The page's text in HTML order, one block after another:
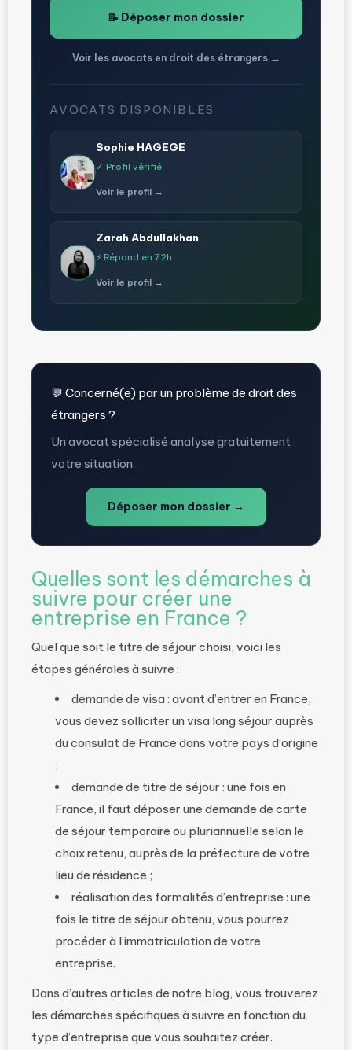
📝 Déposer mon dossier
Voir les avocats en droit des étrangers →
AVOCATS DISPONIBLES
Sophie HAGEGE
✓ Profil vérifié
Voir le profil →
Zarah Abdullakhan
⚡ Répond en 72h
Voir le profil →
💬 Concerné(e) par un problème de droit des
étrangers ?
Un avocat spécialisé analyse gratuitement
votre situation.
Déposer mon dossier →
Quelles sont les démarches à
suivre pour créer une
entreprise en France ?
Quel que soit le titre de séjour choisi, voici les
étapes générales à suivre :
demande de visa : avant d’entrer en France,
vous devez solliciter un visa long séjour auprès
du consulat de France dans votre pays d’origine
;
demande de titre de séjour : une fois en
France, il faut déposer une demande de carte
de séjour temporaire ou pluriannuelle selon le
choix retenu, auprès de la préfecture de votre
lieu de résidence ;
réalisation des formalités d’entreprise : une
fois le titre de séjour obtenu, vous pourrez
procéder à l’immatriculation de votre
entreprise.
Dans d’autres articles de notre blog, vous trouverez
les démarches spécifiques à suivre en fonction du
type d’entreprise que vous souhaitez créer.